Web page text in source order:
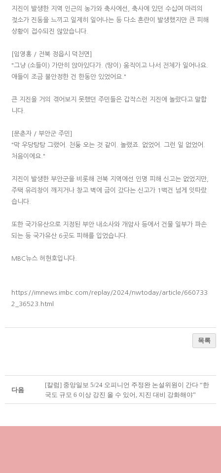
지진이 발생한 지역 인근의 농가와 축사에선, 축사에 있던 수십여 마리의
젖소가 진동을 느끼고 일제히 일어나는 등 다소 혼란이 발생했지만 큰 피해
상황이 접수되진 않았습니다.
[임영홍 / 전북 정읍시 덕천면]
"그냥 (소들이) 가만히 앉아있다가. (땅이) 움직이고 나서 전체가 일어나요.
애들이 조금 불안정한 건 한동안 있었어요."
큰 지진을 거의 겪어보지 못했던 주민들은 갑작스런 지진에 놀랐다고 말합
니다.
[문춘자 / 부안군 주민]
"막 우당탕탕 그랬어. 천둥 오는 것 같이. 놀랬죠. 없었어. 그런 일 없었어.
처음이에요."
지진이 발생한 부안군을 비롯해 전북 지역에선 인명 피해 신고는 없었지만,
주택 유리창이 깨지거나 창고 벽에 금이 갔다는 신고가 1백건 넘게 잇따랐
습니다.
또한 국가유산으로 지정된 부안 내소사와 개암사 등에서 건물 일부가 파손
되는 등 국가유산 6곳도 피해를 입었습니다.
MBC뉴스 허현호입니다.
https://imnews.imbc.com/replay/2024/nwtoday/article/660733
2_36523.html
목록
다음
[칼럼] 중앙일보 5/24 오피니언 주정완 논설위원이 간다 “한
국도 규모 6 이상 강진 올 수 있어, 지진 대비 강화해야”